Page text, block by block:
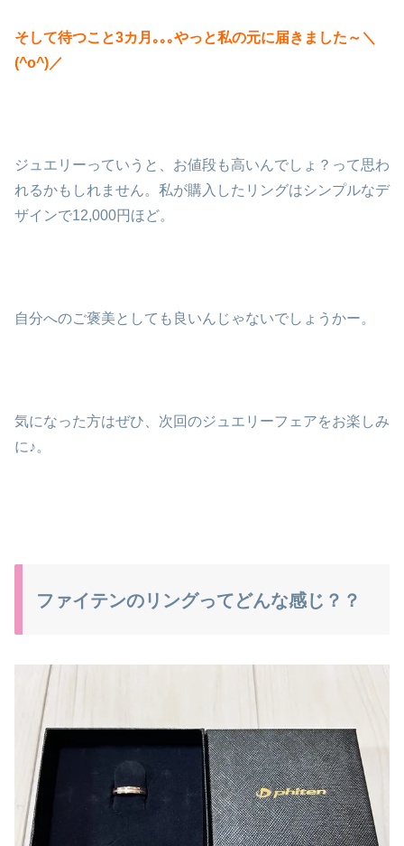
そして待つこと3カ月｡｡｡やっと私の元に届きました～＼
(^o^)／
ジュエリーっていうと、お値段も高いんでしょ？って思わ
れるかもしれません。私が購入したリングはシンプルなデ
ザインで12,000円ほど。
自分へのご褒美としても良いんじゃないでしょうかー。
気になった方はぜひ、次回のジュエリーフェアをお楽しみ
に♪。
ファイテンのリングってどんな感じ？？